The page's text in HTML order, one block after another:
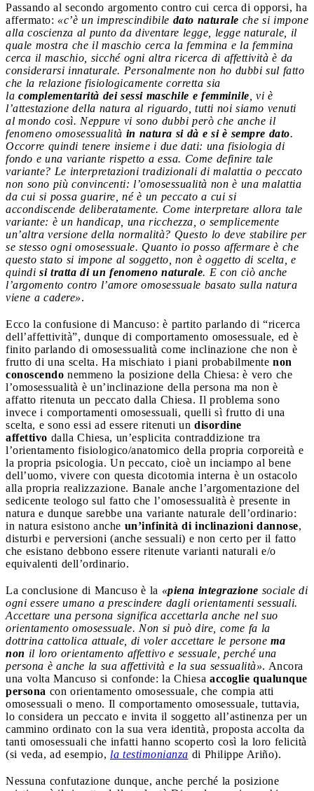
Passando al secondo argomento contro cui cerca di opporsi, ha
affermato: «c’è un imprescindibile dato naturale che si impone
alla coscienza al punto da diventare legge, legge naturale, il
quale mostra che il maschio cerca la femmina e la femmina
cerca il maschio, sicché ogni altra ricerca di affettività è da
considerarsi innaturale. Personalmente non ho dubbi sul fatto
che la relazione fisiologicamente corretta sia
la complementarità dei sessi maschile e femminile , vi è
l’attestazione della natura al riguardo, tutti noi siamo venuti
al mondo così. Neppure vi sono dubbi però che anche il
fenomeno omosessualità in natura si dà e si è sempre dato.
Occorre quindi tenere insieme i due dati: una fisiologia di
fondo e una variante rispetto a essa. Come definire tale
variante? Le interpretazioni tradizionali di malattia o peccato
non sono più convincenti: l’omosessualità non è una malattia
da cui si possa guarire, né è un peccato a cui si
accondiscende deliberatamente. Come interpretare allora tale
variante: è un handicap, una ricchezza, o semplicemente
un’altra versione della normalità? Questo lo deve stabilire per
se stesso ogni omosessuale. Quanto io posso affermare è che
questo stato si impone al soggetto, non è oggetto di scelta, e
quindi si tratta di un fenomeno naturale. E con ciò anche
l’argomento contro l’amore omosessuale basato sulla natura
viene a cadere».
Ecco la confusione di Mancuso: è partito parlando di “ricerca
dell’affettività”, dunque di comportamento omosessuale, ed è
finito parlando di omosessualità come inclinazione che non è
frutto di una scelta. Ha mischiato i piani probabilmente non
conoscendo nemmeno la posizione della Chiesa: è vero che
l’omosessualità è un’inclinazione della persona ma non è
affatto ritenuta un peccato dalla Chiesa. Il problema sono
invece i comportamenti omosessuali, quelli sì frutto di una
scelta, e sono essi ad essere ritenuti un disordine
affettivo dalla Chiesa, un’esplicita contraddizione tra
l’orientamento fisiologico/anatomico della propria corporeità e
la propria psicologia. Un peccato, cioè un inciampo al bene
dell’uomo, vivere con questa dicotomia interna è un ostacolo
alla propria realizzazione. Banale anche l’argomentazione del
sedicente teologo sul fatto che l’omosessualità è presente in
natura e dunque sarebbe una variante naturale dell’ordinario:
in natura esistono anche un’infinità di inclinazioni dannose,
disturbi e perversioni (anche sessuali) e non certo per il fatto
che esistano debbono essere ritenute varianti naturali e/o
equivalenti dell’ordinario.
La conclusione di Mancuso è la «piena integrazione sociale di
ogni essere umano a prescindere dagli orientamenti sessuali.
Accettare una persona significa accettarla anche nel suo
orientamento omosessuale. Non si può dire, come fa la
dottrina cattolica attuale, di voler accettare le persone ma
non il loro orientamento affettivo e sessuale, perché una
persona è anche la sua affettività e la sua sessualità». Ancora
una volta Mancuso si confonde: la Chiesa accoglie qualunque
persona con orientamento omosessuale, che compia atti
omosessuali o meno. Il comportamento omosessuale, tuttavia,
lo considera un peccato e invita il soggetto all’astinenza per un
cammino ordinato con la sua vera identità, proposta accolta da
tanti omosessuali che infatti hanno scoperto così la loro felicità
(si veda, ad esempio, la testimonianza di Philippe Ariño).
Nessuna confutazione dunque, anche perché la posizione